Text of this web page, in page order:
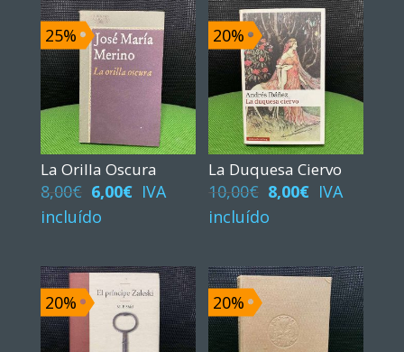
25%
La Orilla Oscura
8,00€ El
precio
era:
8,00€.
6,00€ El
es:
6,00€.
IVA
incluído
20%
La Duquesa Ciervo
10,00€ El
precio
era:
10,00€.
8,00€ El
es:
8,00€.
IVA
incluído
20% 20%